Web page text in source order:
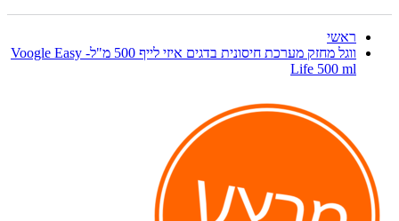
ראשי
ווגל מחזק מערכת חיסונית בדגים איזי לייף 500 מ"ל- Voogle Easy
Life 500 ml